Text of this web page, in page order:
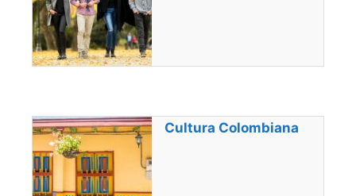
Cultura Colombiana